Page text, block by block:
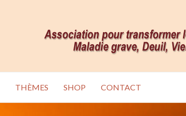
THÈMES SHOP CONTACT